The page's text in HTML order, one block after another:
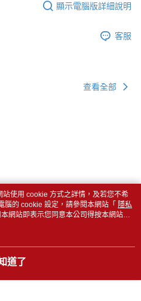
顯示電腦版詳細說明
客服
查看全部
使用 cookie 方式之詳情，及若您不希
腦的 cookie 設定，請參閱本網站「 隱私
網站即表示您同意本公司得按本網站使
道了